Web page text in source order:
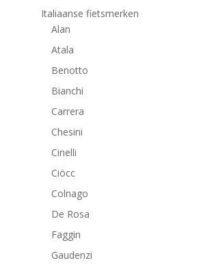
Italiaanse fietsmerken
Alan
Atala
Benotto
Bianchi
Carrera
Chesini
Cinelli
Ciöcc
Colnago
De Rosa
Faggin
Gaudenzi